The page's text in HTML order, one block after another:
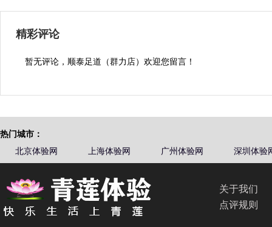
精彩评论
暂无评论，顺泰足道（群力店）欢迎您留言！
热门城市：
北京体验网
上海体验网 广州体验网 深圳体验
关于我们
点评规则